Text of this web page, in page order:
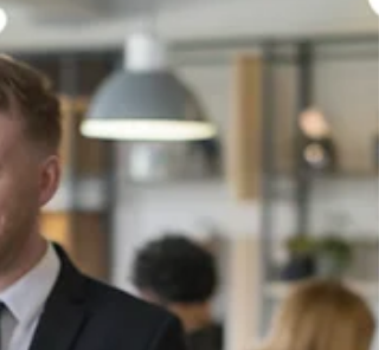
instantâneas tornou-se uma nova forma de
convivência — uma mistura de empatia,
e respeito, traduzida em notificações, emojis
silêncios. Saber comunicar bem no
Messenger, Telegram ou Instagram não é
apenas questão de estilo: é sinal de
maturidade emocional e consci